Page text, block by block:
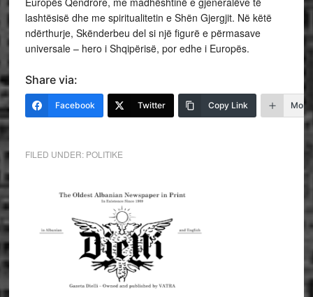
lashtësisë dhe me spiritualitetin e Shën Gjergjit. Në këtë
ndërthurje, Skënderbeu del si një figurë e përmasave
universale – hero i Shqipërisë, por edhe i Europës.
Share via:
Facebook Twitter Copy Link More
FILED UNDER: POLITIKE